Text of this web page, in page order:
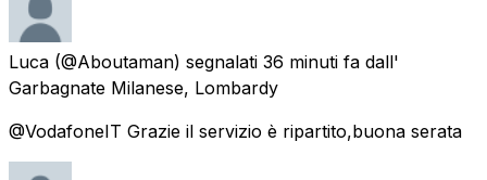
Luca (@Aboutaman) segnalati 36 minuti fa dall'
Garbagnate Milanese, Lombardy
@VodafoneIT Grazie il servizio è ripartito,buona serata